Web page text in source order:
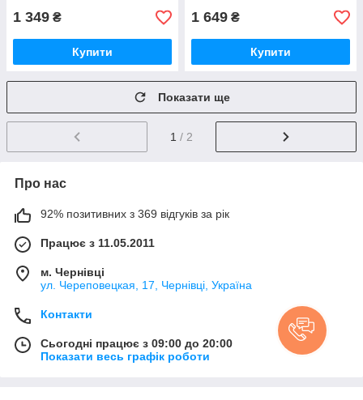
1 349 ₴
Купити
1 649 ₴
Купити
Показати ще
1 / 2
Про нас
92% позитивних з 369 відгуків за рік
Працює з 11.05.2011
м. Чернівці
ул. Череповецкая, 17, Чернівці, Україна
Контакти
Сьогодні працює з 09:00 до 20:00
Показати весь графік роботи